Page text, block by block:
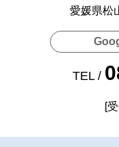
愛媛県松
TEL /
[